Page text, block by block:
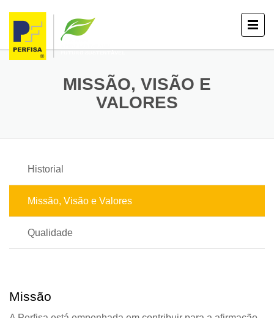
MISSÃO, VISÃO E
VALORES
Historial
Missão, Visão e Valores
Qualidade
Missão